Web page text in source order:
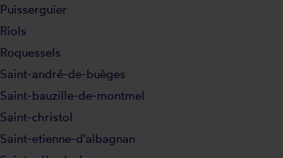
Puisserguier
Riols
Roquessels
Saint-andré-de-buèges
Saint-bauzille-de-montmel
Saint-christol
Saint-etienne-d'albagnan